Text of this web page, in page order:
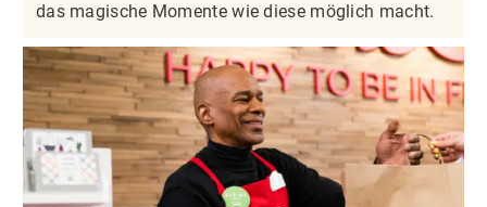
das magische Momente wie diese möglich macht.